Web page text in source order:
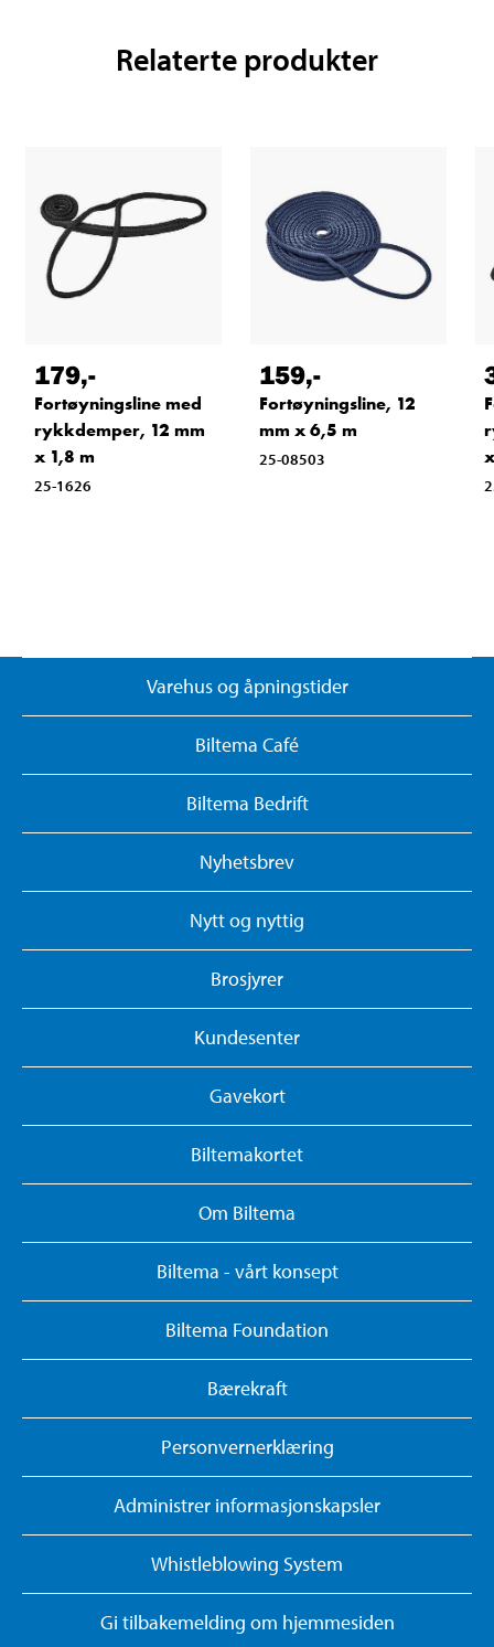
Relaterte produkter
179,-
Fortøyningsline med
rykkdemper, 12 mm
x 1,8 m
25-1626
159,-
Fortøyningsline, 12
mm x 6,5 m
25-08503
Varehus og åpningstider
Biltema Café
Biltema Bedrift
Nyhetsbrev
Nytt og nyttig
Brosjyrer
Kundesenter
Gavekort
Biltemakortet
Om Biltema
Biltema - vårt konsept
Biltema Foundation
Bærekraft
Personvernerklæring
Administrer informasjonskapsler
Whistleblowing System
Gi tilbakemelding om hjemmesiden